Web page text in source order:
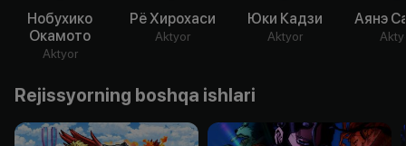
Нобухико
Окамото
Aktyor
Рё Хирохаси
Aktyor
Юки Кадзи
Aktyor
Аянэ
Rejissyorning boshqa ishlari